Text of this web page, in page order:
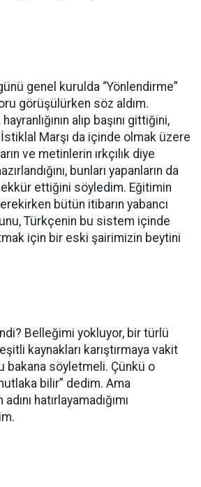
genel kurulda “Yönlendirme”
görüşülürken söz aldım.
alıp başını gittiğini,
Marşı da içinde olmak üzere
ve metinlerin ırkçılık diye
bunları yapanların da
ettiğini söyledim. Eğitimin
bütün itibarın yabancı
Türkçenin bu sistem içinde
için bir eski şairimizin beytini
Belleğimi yokluyor, bir türlü
kaynakları karıştırmaya vakit
bakana söyletmeli. Çünkü o
bilir” dedim. Ama
hatırlayamadığımı